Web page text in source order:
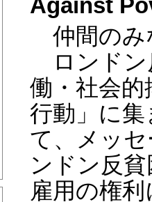
仲間のみ
ロンドン
働・社会
行動」に
て、メッ
ンドン反
雇用の権